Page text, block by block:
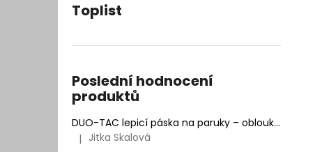
Toplist
Poslední hodnocení
produktů
DUO-TAC lepicí páska na paruky – oblouk | Natur Hair
Hodnocení produktu je 5 z 5 hvězdiček.
| Jitka Skalová